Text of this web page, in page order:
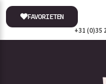
+31 (0)35
FAVORIETEN